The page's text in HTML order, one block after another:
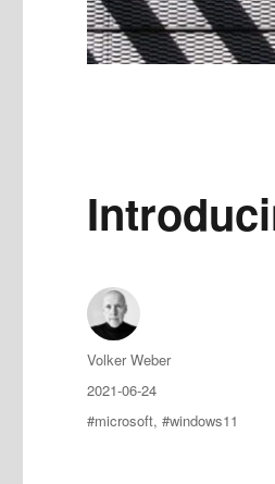
Author
Volker Weber
Posted
on
2021-06-24
Tags
#microsoft,#windows11